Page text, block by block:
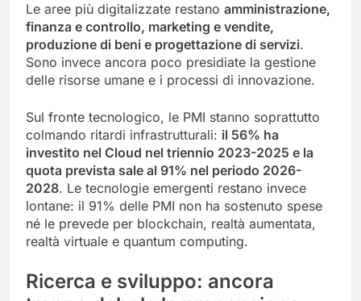
Le aree più digitalizzate restano amministrazione,
finanza e controllo, marketing e vendite,
produzione di beni e progettazione di servizi.
Sono invece ancora poco presidiate la gestione
delle risorse umane e i processi di innovazione.
Sul fronte tecnologico, le PMI stanno soprattutto
colmando ritardi infrastrutturali: il 56% ha
investito nel Cloud nel triennio 2023-2025 e la
quota prevista sale al 91% nel periodo 2026-
2028. Le tecnologie emergenti restano invece
lontane: il 91% delle PMI non ha sostenuto spese
né le prevede per blockchain, realtà aumentata,
realtà virtuale e quantum computing.
Ricerca e sviluppo: ancora